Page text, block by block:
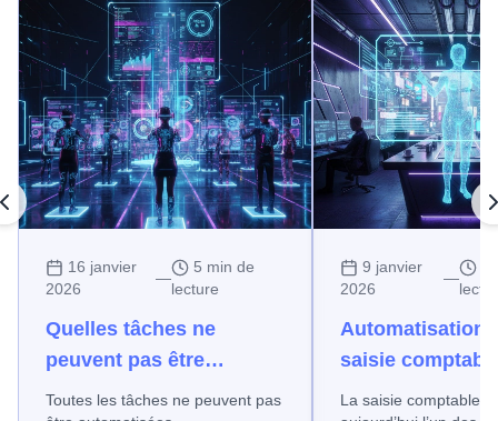
16 janvier
2026
—
5 min de
lecture
Quelles tâches ne
peuvent pas être
automatisées ?
Toutes les tâches ne peuvent pas
9 janvier
2026
—
Automatisation
saisie
gagner du
La saisie comptable reste